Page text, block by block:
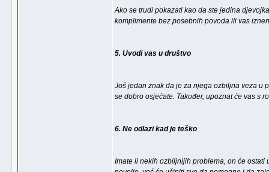
Ako se trudi pokazati kao da ste jedina
komplimente bez posebnih povoda ili vas
5. Uvodi vas u društvo
Još jedan znak da je za njega ozbiljna veza u
se dobro osjećate. Također, upoznat će vas s
6. Ne odlazi kad je teško
Imate li nekih ozbiljnijih problema, on će